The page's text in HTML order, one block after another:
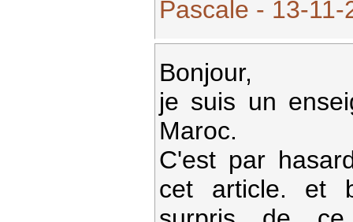
Pascale - 13-
Bonjour,
je suis un
Maroc.
C'est par
cet article. et